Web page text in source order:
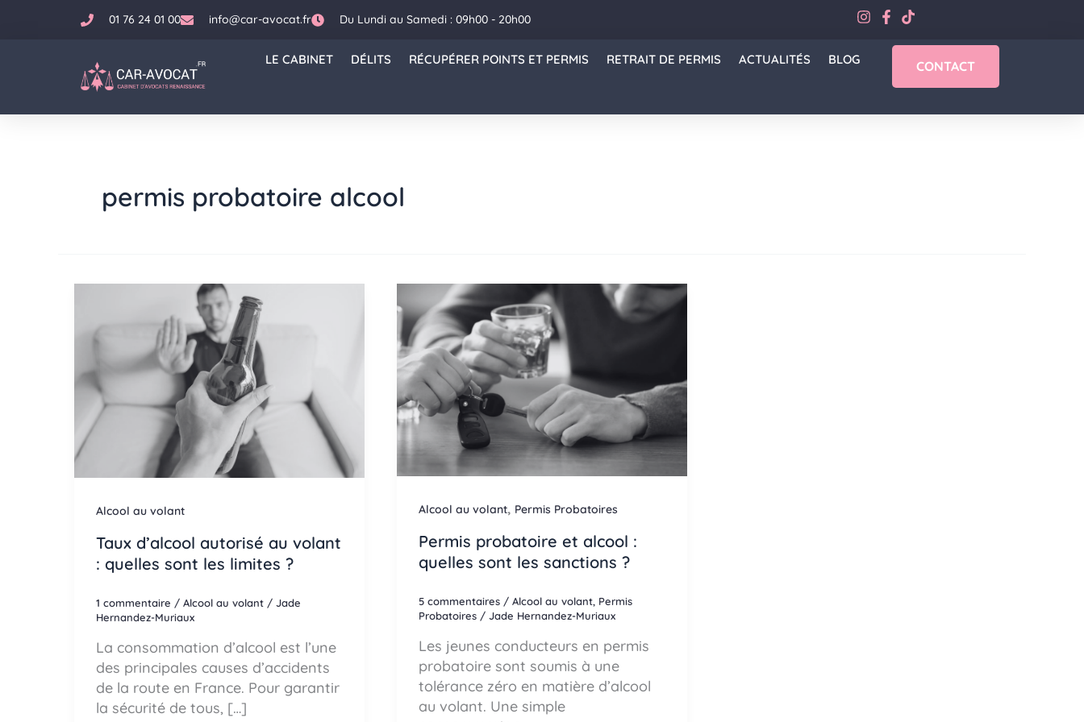
01 76 24 01 00 info@car-avocat.fr Du Lundi au Samedi : 09h00 - 20h00
LE CABINET DÉLITS RÉCUPÉRER POINTS ET PERMIS RETRAIT DE PERMIS ACTUALITÉS BLOG CONTACT
permis probatoire alcool
Alcool au volant
Taux d’alcool autorisé au volant
: quelles sont les limites ?
1 commentaire / Alcool au volant / Jade
Hernandez-Muriaux
La consommation d’alcool est l’une
des principales causes d’accidents
de la route en France. Pour garantir
la sécurité de tous, […]
Alcool au volant, Permis Probatoires
Permis probatoire et alcool :
quelles sont les sanctions ?
5 commentaires / Alcool au volant, Permis
Probatoires/ Jade Hernandez-Muriaux
Les jeunes conducteurs en permis
probatoire sont soumis à une
tolérance zéro en matière d’alcool
au volant. Une simple